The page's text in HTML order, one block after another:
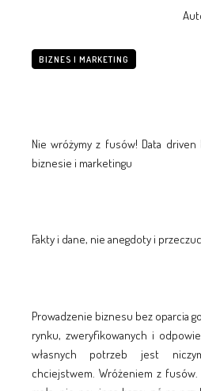
BIZNES I MARKETING
Nie wróżymy z fusów! Data
biznesie i marketingu
Fakty i dane, nie anegdoty i
Prowadzenie biznesu bez oparcia
rynku, zweryfikowanych i
własnych potrzeb jest
chciejstwem. Wróżeniem z fusów.